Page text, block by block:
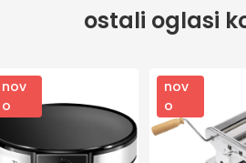
ostali oglasi
nov
o
nov
o